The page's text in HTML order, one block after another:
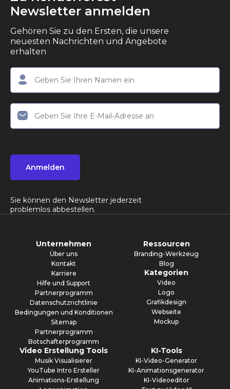
Newsletter anmelden
Gehören Sie zu den Ersten, die unsere
neuesten Nachrichten und Angebote
erhalten
Anmelden
Sie können den Newsletter jederzeit
problemlos abbestellen.
Unternehmen
Über uns
Kontakt
Karriere
Hilfe und Support
Partnerprogramm
Datenschutzrichtlinie
Bedingungen und Konditionen
Sitemap
Partnerprogramm
Botschafterprogramm
Ressourcen
Branding-Werkzeug
Blog
Kategorien
Video
Logo
Grafikdesign
Webseite
Mockup
Video Erstellung Tools
Musik Visualisierer
YouTube Intro Ersteller
Animations-Erstellung
KI-Tools
KI-Video-Generator
KI-Animationsgenerator
KI-Videoeditor